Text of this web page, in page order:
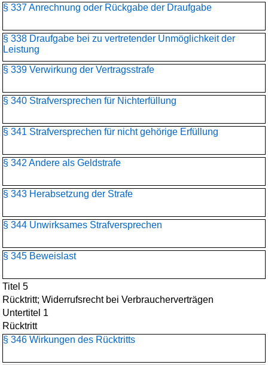
§ 337 Anrechnung oder Rückgabe der Draufgabe
§ 338 Draufgabe bei zu vertretender Unmöglichkeit der
Leistung
§ 339 Verwirkung der Vertragsstrafe
§ 340 Strafversprechen für Nichterfüllung
§ 341 Strafversprechen für nicht gehörige Erfüllung
§ 342 Andere als Geldstrafe
§ 343 Herabsetzung der Strafe
§ 344 Unwirksames Strafversprechen
§ 345 Beweislast
Titel 5
Rücktritt; Widerrufsrecht bei Verbraucherverträgen
Untertitel 1
Rücktritt
§ 346 Wirkungen des Rücktritts